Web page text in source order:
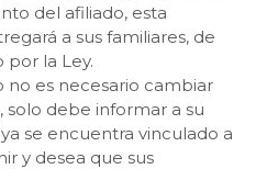
del afiliado, esta
a sus familiares, de
por la Ley.
no es necesario cambiar
solo debe informar a su
se encuentra vinculado a
y desea que sus